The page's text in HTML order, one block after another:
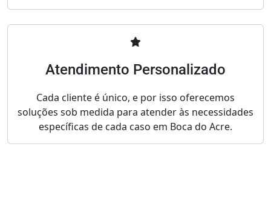
Atendimento Personalizado
Cada cliente é único, e por isso oferecemos
soluções sob medida para atender às necessidades
específicas de cada caso em Boca do Acre.